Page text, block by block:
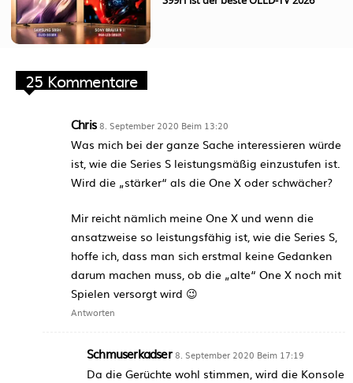
25 Kommentare
Chris 8. September 2020 Beim 13:20
Was mich bei der ganze Sache interessieren würde
ist, wie die Series S leistungsmäßig einzustufen ist.
Wird die „stärker“ als die One X oder schwächer?
Mir reicht nämlich meine One X und wenn die
ansatzweise so leistungsfähig ist, wie die Series S,
hoffe ich, dass man sich erstmal keine Gedanken
darum machen muss, ob die „alte“ One X noch mit
Spielen versorgt wird 😉
Antworten
Schmuserkadser 8. September 2020 Beim 17:19
Da die Gerüchte wohl stimmen, wird die Konsole